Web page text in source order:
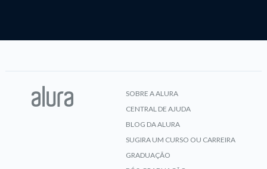
SOBRE A ALURA
CENTRAL DE AJUDA
BLOG DA ALURA
SUGIRA UM CURSO OU CARREIRA
GRADUAÇÃO